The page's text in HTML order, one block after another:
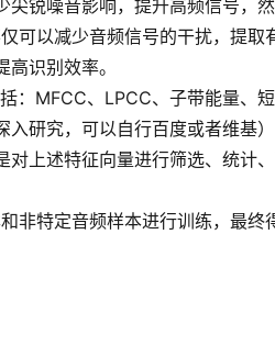
锐噪音影响，提升高频信号，
可以减少音频信号的干扰，提取
识别效率。
：MFCC、LPCC、子带能量、
研究，可以自行百度或者维基
对上述特征向量进行筛选、统计
非特定音频样本进行训练，最终